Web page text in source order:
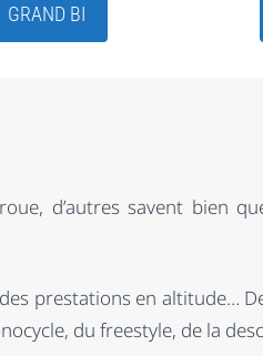
GRAND BI
d’autres savent bien
prestations en altitude…
du freestyle, de la